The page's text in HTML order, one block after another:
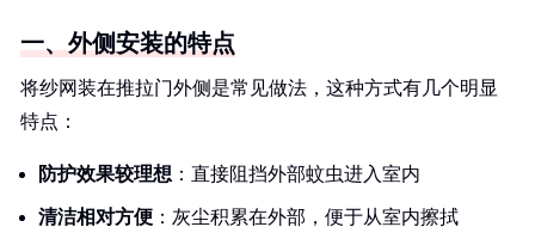
一、外侧安装的特点
将纱网装在推拉门外侧是常见做法，这种方式有几个明显
特点：
防护效果较理想 ：直接阻挡外部蚊虫进入室内
清洁相对方便 ：灰尘积累在外部，便于从室内擦拭